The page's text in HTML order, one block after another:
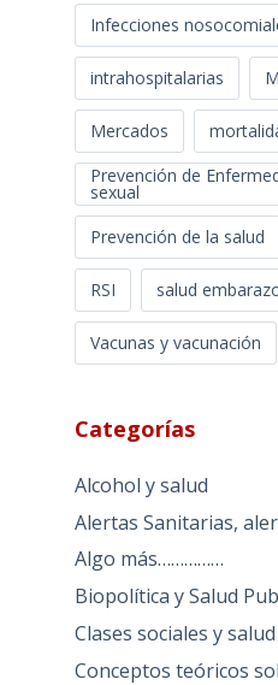
Infecciones
intrahospitalarias
Mercados
Prevención de
sexual
Prevención de la salud
RSI salud
Vacunas y vacunación
Categorías
Alcohol y salud
Alertas Sanitarias,
Algo más……………
Biopolítica y Salud
Clases sociales y salud
Conceptos teóricos